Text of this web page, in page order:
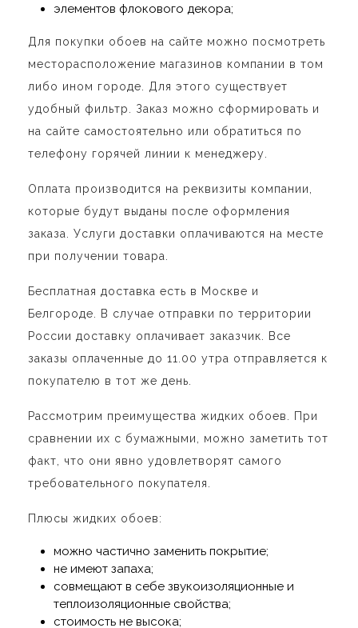
элементов флокового декора;
Для покупки обоев на сайте можно посмотреть
месторасположение магазинов компании в том
либо ином городе. Для этого существует
удобный фильтр. Заказ можно сформировать и
на сайте самостоятельно или обратиться по
телефону горячей линии к менеджеру.
Оплата производится на реквизиты компании,
которые будут выданы после оформления
заказа. Услуги доставки оплачиваются на месте
при получении товара.
Бесплатная доставка есть в Москве и
Белгороде. В случае отправки по территории
России доставку оплачивает заказчик. Все
заказы оплаченные до 11.00 утра отправляется к
покупателю в тот же день.
Рассмотрим преимущества жидких обоев. При
сравнении их с бумажными, можно заметить тот
факт, что они явно удовлетворят самого
требовательного покупателя.
Плюсы жидких обоев:
можно частично заменить покрытие;
не имеют запаха;
совмещают в себе звукоизоляционные и
теплоизоляционные свойства;
стоимость не высока;